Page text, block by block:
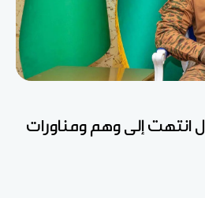
انتهت إلى وهم ومناورات